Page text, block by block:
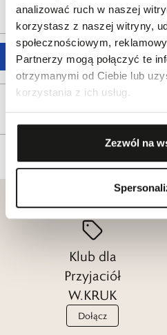
analizować ruch w naszej
korzystasz z naszej witryny,
społecznościowym,
Partnerzy mogą połączyć te
otrzymanymi od Ciebie lub
korzystania z ich usług.
Zezwól na
Wysyłka
Reklamacje i zwroty
Tagi
Klub dla
Przyjaciół
W.KRUK
Dołącz